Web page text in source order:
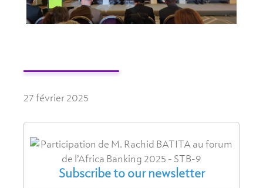
27 février 2025
Subscribe to our newsletter